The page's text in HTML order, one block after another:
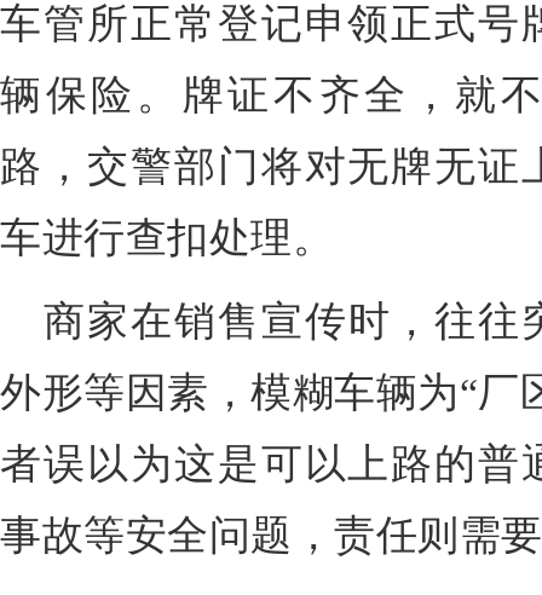
车管所正常登记申领正式号
辆保险。 牌证不齐全，就
路，交警部门将对无牌无证
车进行查扣处理。
商家在销售宣传时，往往
外形等因素，模糊车辆为“厂
者误以为这是可以上路的普
事故等安全问题，责任则需